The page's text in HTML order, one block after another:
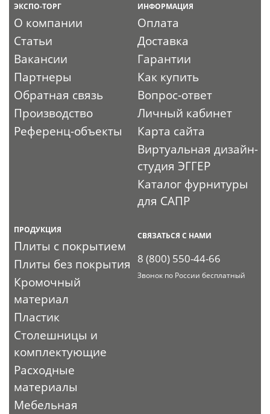
ЭКСПО-ТОРГ
О компании
Статьи
Вакансии
Партнеры
Обратная связь
Производство
Референц-объекты
ИНФОРМАЦИЯ
Оплата
Доставка
Гарантии
Как купить
Вопрос-ответ
Личный кабинет
Карта сайта
Виртуальная дизайн-
студия ЭГГЕР
Каталог фурнитуры
для САПР
ПРОДУКЦИЯ
Плиты с покрытием
Плиты без покрытия
Кромочный
материал
Пластик
Столешницы и
комплектующие
Расходные
материалы
Мебельная
СВЯЗАТЬСЯ С НАМИ
8 (800) 550-44-66
Звонок по России бесплатный